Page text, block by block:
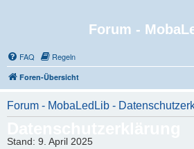
Forum -
FAQ Regeln
Foren-Übersicht
Forum - MobaLedLib -
Stand: 9. April 2025